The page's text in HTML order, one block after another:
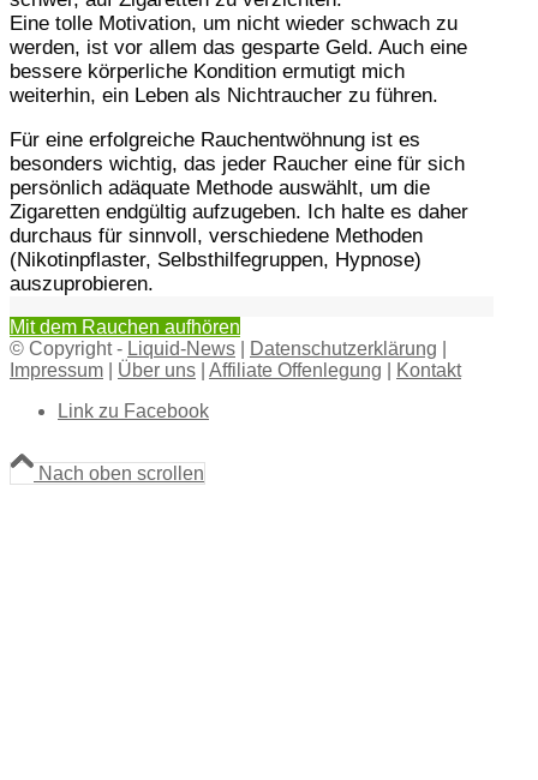
Eine tolle Motivation, um nicht wieder schwach zu
werden, ist vor allem das gesparte Geld. Auch eine
bessere körperliche Kondition ermutigt mich
weiterhin, ein Leben als Nichtraucher zu führen.
Für eine erfolgreiche Rauchentwöhnung ist es
besonders wichtig, das jeder Raucher eine für sich
persönlich adäquate Methode auswählt, um die
Zigaretten endgültig aufzugeben. Ich halte es daher
durchaus für sinnvoll, verschiedene Methoden
(Nikotinpflaster, Selbsthilfegruppen, Hypnose)
auszuprobieren.
Mit dem Rauchen aufhören
© Copyright - Liquid-News Datenschutzerklärung
Impressum
Über uns Affiliate Offenlegung
Kontakt
Link zu Facebook
Nach oben scrollen